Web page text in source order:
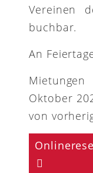
Vereinen
buchbar.
An
Oktober
von